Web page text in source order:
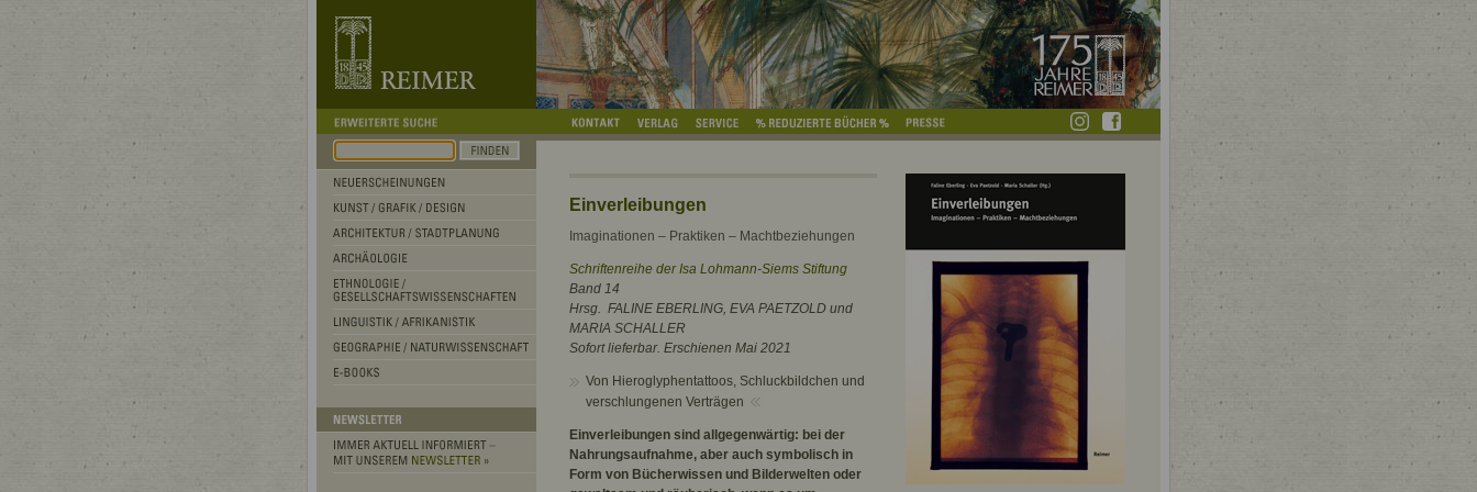
Einverleibungen
Imaginationen – Praktiken – Machtbeziehungen
Schriftenreihe der Isa Lohmann-Siems Stiftung
Band 14
Hrsg. FALINE EBERLING, EVA PAETZOLD und
MARIA SCHALLER
Sofort lieferbar. Erschienen Mai 2021
Von Hieroglyphentattoos, Schluckbildchen und
verschlungenen Verträgen
Einverleibungen sind allgegenwärtig: bei der
Nahrungsaufnahme, aber auch symbolisch in
Form von Bücherwissen und Bilderwelten oder